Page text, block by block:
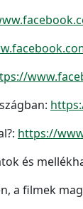
https://
és
a filmek